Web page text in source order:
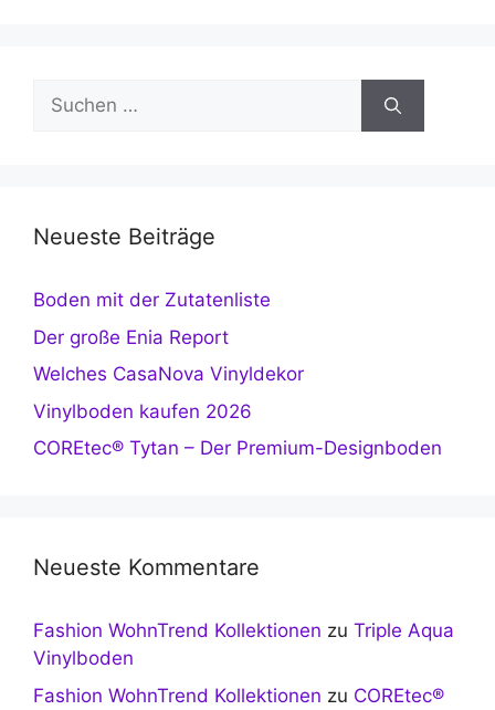
Suchen
nach:
Neueste Beiträge
Boden mit der Zutatenliste
Der große Enia Report
Welches CasaNova Vinyldekor
Vinylboden kaufen 2026
COREtec® Tytan – Der Premium-Designboden
Neueste Kommentare
Fashion WohnTrend Kollektionen zu Triple Aqua
Vinylboden
Fashion WohnTrend Kollektionen zu COREtec®